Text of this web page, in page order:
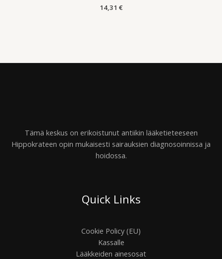
14,31 €
Tämä keskus on erikoistunut antiikin lääketieteeseen
Hippokrateen opin mukaisesti sairauksien diagnosoinnissa ja
hoidossa.
Quick Links
Cookie Policy (EU)
Kassalle
Lääkkeiden ainesosat